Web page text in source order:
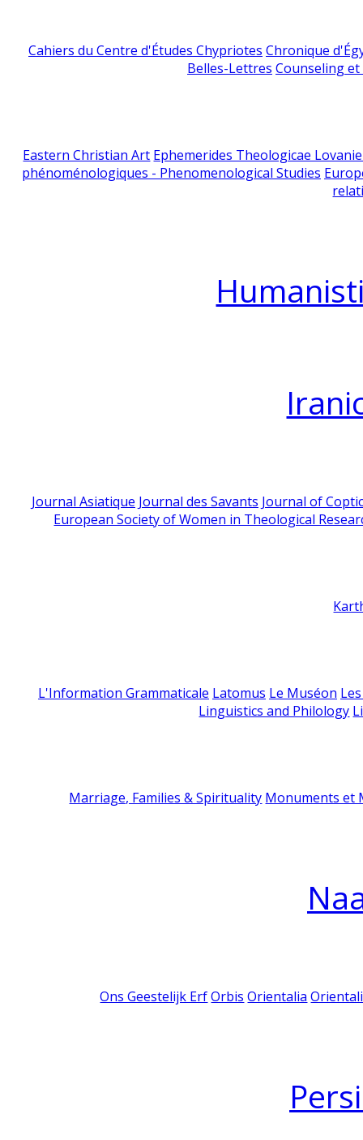
Cahiers du Centre d'Études Chypriotes Chronique
Belles-Lettres Counseling
Eastern Christian Art Ephemerides Theologicae
phénoménologiques - Phenomenological Studies
Journal Asiatique Journal des Savants Journal of
European Society of Women in Theological
L'Information Grammaticale Latomus Le Muséon
Linguistics and Philology
Marriage, Families & Spirituality Monuments et
Ons Geestelijk Erf Orbis Orientalia